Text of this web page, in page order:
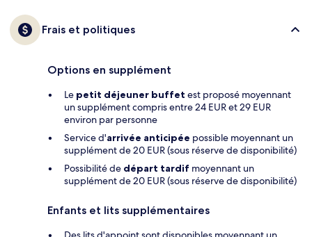
Frais et politiques
Options en supplément
Le petit déjeuner buffet est proposé moyennant
un supplément compris entre 24 EUR et 29 EUR
environ par personne
Service d'arrivée anticipée possible moyennant un
supplément de 20 EUR (sous réserve de disponibilité)
Possibilité de départ tardif moyennant un
supplément de 20 EUR (sous réserve de disponibilité)
Enfants et lits supplémentaires